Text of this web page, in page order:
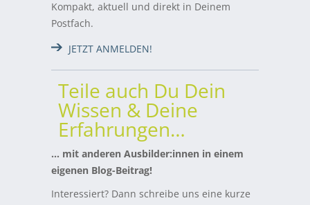
Kompakt, aktuell und direkt in Deinem
Postfach.
JETZT ANMELDEN!
Teile auch Du Dein
Wissen & Deine
Erfahrungen…
… mit anderen Ausbilder:innen in einem
eigenen Blog-Beitrag!
Interessiert? Dann schreibe uns eine kurze